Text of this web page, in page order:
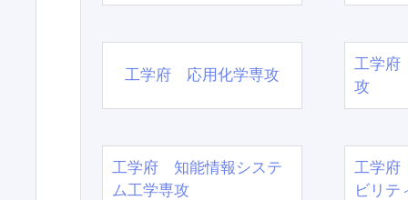
工学府 応用化学専攻
工学府
攻
工学府 知能情報システ
ム工学専攻
工学府
ビリテ